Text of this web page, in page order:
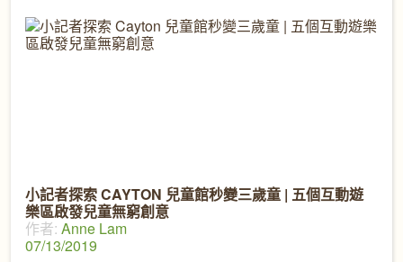
小記者探索 CAYTON 兒童館秒變三歲童 | 五個互動遊
樂區啟發兒童無窮創意
作者: Anne Lam
07/13/2019